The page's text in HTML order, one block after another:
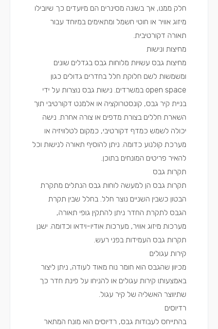
חלק ממנו, אך בשונה מסינרים הם מיועדים כך שיובילו
מיזוג אוויר או חוטי חשמל ומתאימים במיוחד עבור
תאורה דקורטיבית.
מחיצות ונישות
מחיצות גבס עשויות מלוחות גבס בגדלים שונים
ומשמשות לשם חלוקת חלל בחדרים גדולים כגון
open space במשרדים. נישות גבס נוצרות על ידי
בניית קיר גבס, קונסטרוקציה או אלמנט דקורטיבי תוך
השארת חללים בצורת מדפים או צורה אחרת. נישה
יכולה לשמש כמדף דקורטיבי, כמקום לטלוויזיה או
מערכת קולנוע כדומה. ניתן להוסיף תאורה לנישות וכל
להאיר פריטים המונחים בתוכן.
תקרות גבס
תקרות גבס הן למעשה לוחות גבס הנתלים מתקרת
הבטון כשבין השניים נוצר חלל. בחלל שבין תקרת
הגבס לתקרת החדר ניתן להתקין גופי תאורה,
מערכות מיזוג אוויר, מערכות אודיו-וידאו וכדומה. ישנן
תקרות גבס העמידות בפני רעש.
קירות עגולים
מכיוון שהגבס הוא חומר נוח מאוד לעודה, ניתן ליצור
באמצעותו קירות עגולים או להניחו על פינת חדר כך
שתיווצר האשליה של קיר עגול.
רדיוסים
בהתייחס לעבודות גבס, רדיוסים הוא מונח המתאר